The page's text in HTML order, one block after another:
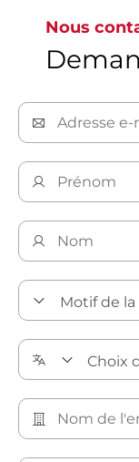
Découvrez nos
Nous